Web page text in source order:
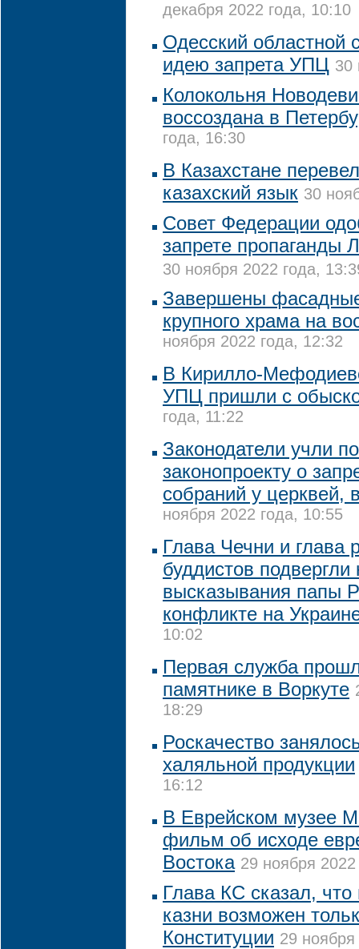
декабря 2022 года, 10:10
Одесский областной
идею запрета УПЦ 30
Колокольня
воссоздана в
года, 16:30
В Казахстане
казахский язык 30
Совет Федерации
запрете пропаганды
30 ноября 2022 года,
Завершены
крупного храма на
ноября 2022 года, 12:32
В Кирилло-
УПЦ пришли с
года, 11:22
Законодатели учли
законопроекту о
собраний у церквей,
ноября 2022 года, 10:55
Глава Чечни и глава
буддистов подвергли
высказывания папы
конфликте на
10:02
Первая служба
памятнике в Воркуте
18:29
Роскачество
халяльной продукции
16:12
В Еврейском музее
фильм об исходе
Востока 29 ноября
Глава КС сказал, что
казни возможен
Конституции 29